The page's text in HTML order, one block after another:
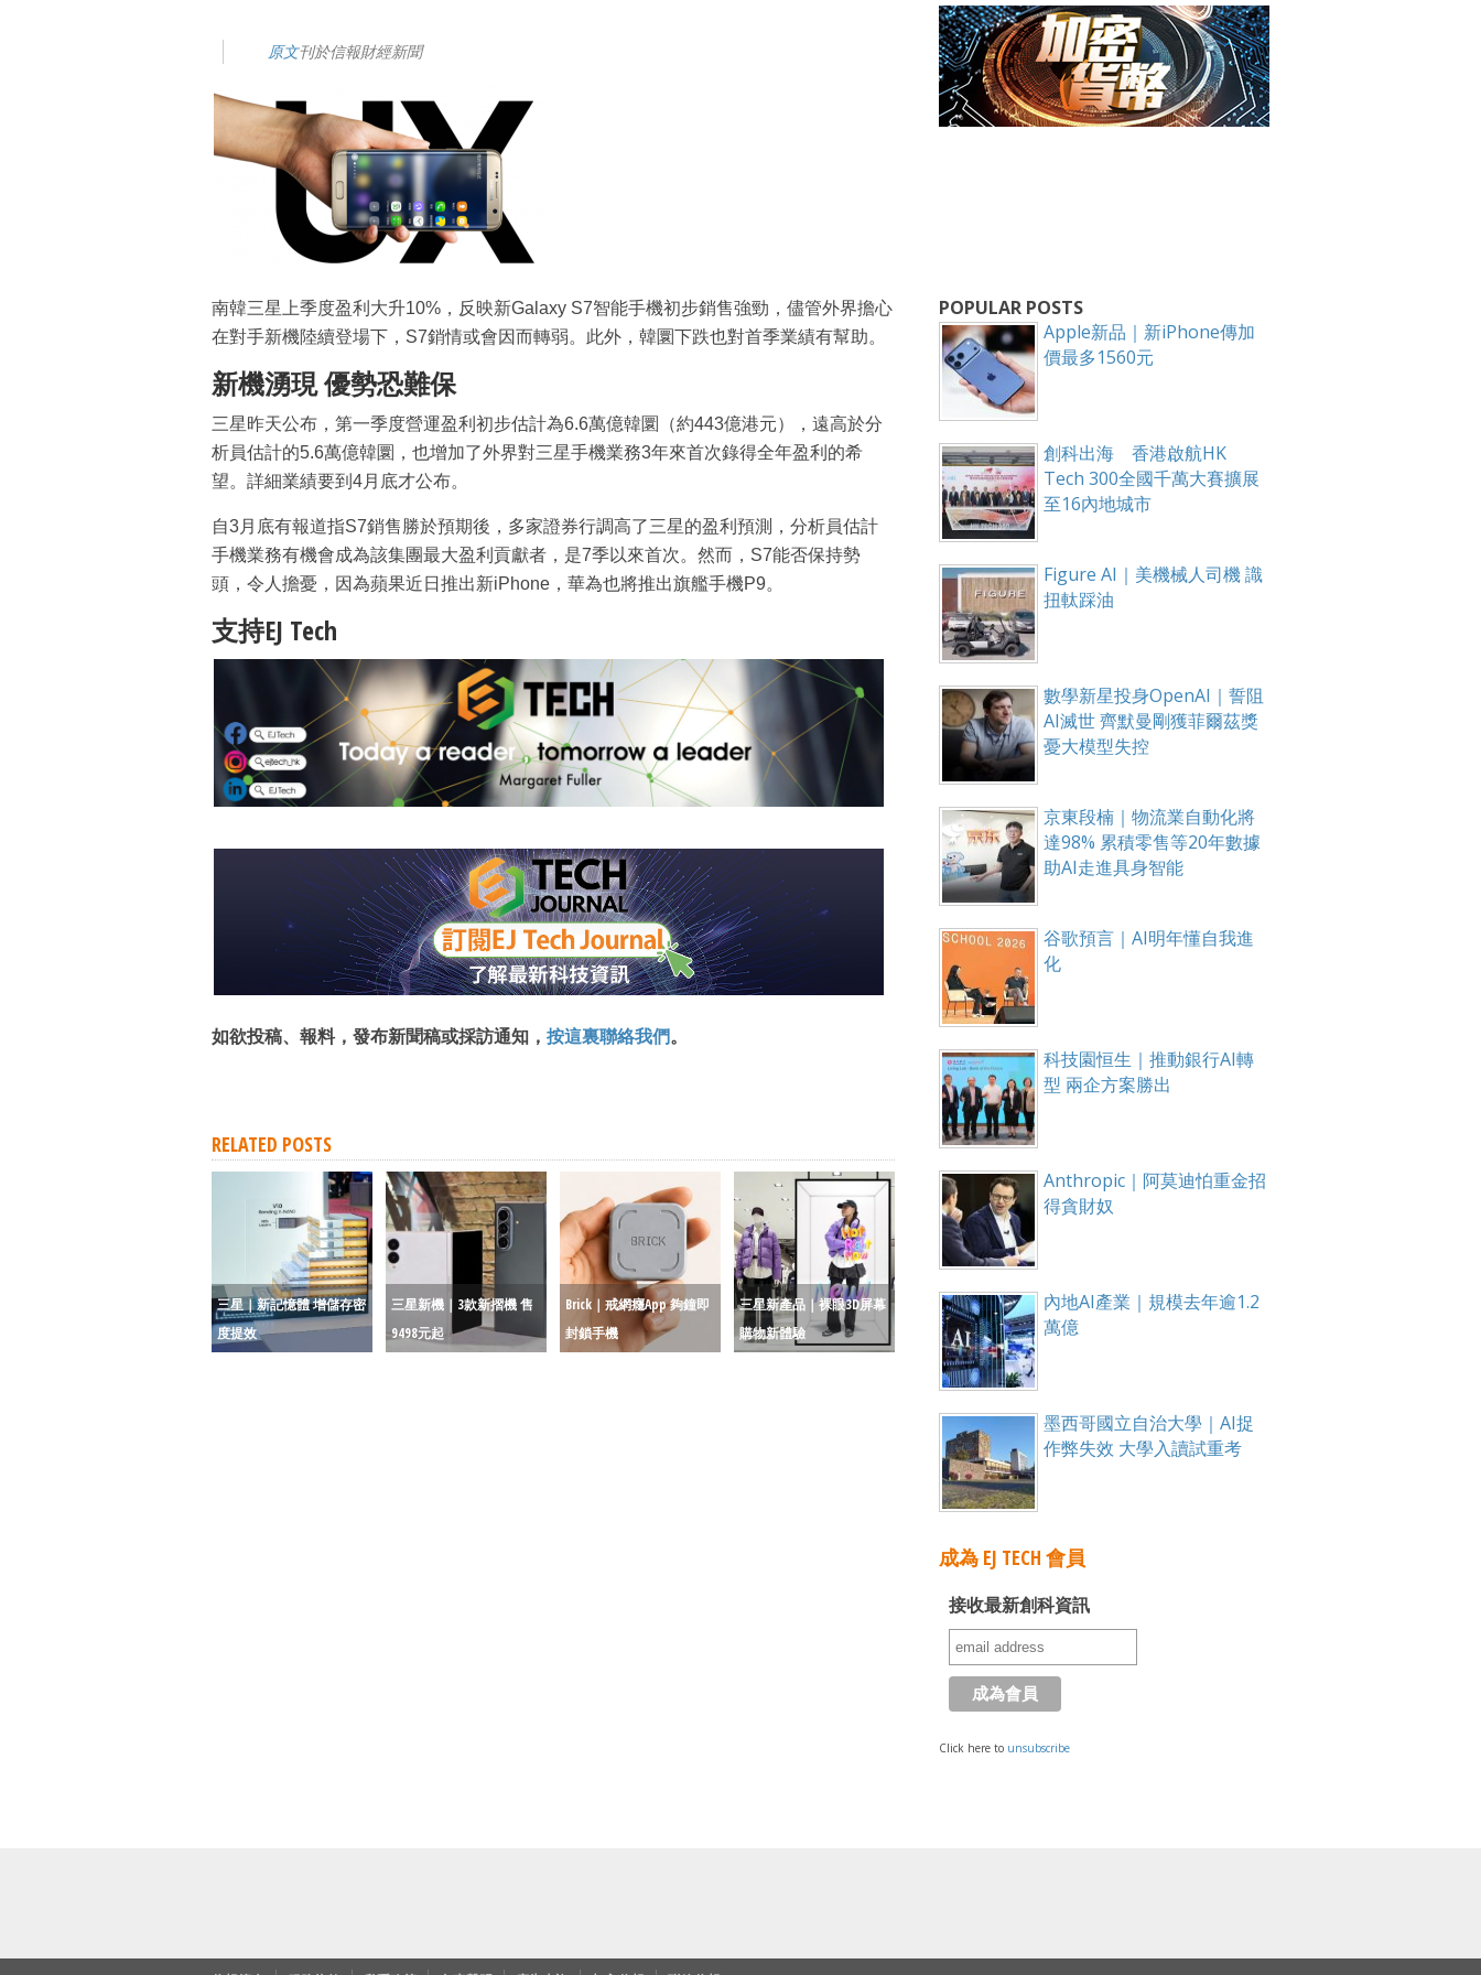
原文刊於信報財經新聞
南韓三星上季度盈利大升10%，反映新Galaxy S7智能手機初步銷售強勁，儘管外界擔心
在對手新機陸續登場下，S7銷情或會因而轉弱。此外，韓圜下跌也對首季業績有幫助。
新機湧現 優勢恐難保
三星昨天公布，第一季度營運盈利初步估計為6.6萬億韓圜（約443億港元），遠高於分
析員估計的5.6萬億韓圜，也增加了外界對三星手機業務3年來首次錄得全年盈利的希
望。詳細業績要到4月底才公布。
自3月底有報道指S7銷售勝於預期後，多家證券行調高了三星的盈利預測，分析員估計
手機業務有機會成為該集團最大盈利貢獻者，是7季以來首次。然而，S7能否保持勢
頭，令人擔憂，因為蘋果近日推出新iPhone，華為也將推出旗艦手機P9。
支持EJ Tech
如欲投稿、報料，發布新聞稿或採訪通知， 按這裏聯絡我們。
RELATED POSTS
三星｜新記憶體 增儲存密
度提效
三星新機｜3款新摺機 售
9498元起
Brick｜戒網癮App 夠鐘即
封鎖手機
三星新產品｜裸眼3D屏幕
購物新體驗
POPULAR POSTS
Apple新品｜新iPhone傳加
價最多1560元
創科出海 香港啟航HK
Tech 300全國千萬大賽擴展
至16內地城市
Figure AI｜美機械人司機 識
扭軚踩油
數學新星投身OpenAI｜誓阻
AI滅世 齊默曼剛獲菲爾茲獎
憂大模型失控
京東段楠｜物流業自動化將
達98% 累積零售等20年數據
助AI走進具身智能
谷歌預言｜AI明年懂自我進
化
科技園恒生｜推動銀行AI轉
型 兩企方案勝出
Anthropic｜阿莫迪怕重金招
得貪財奴
內地AI產業｜規模去年逾1.2
萬億
墨西哥國立自治大學｜AI捉
作弊失效 大學入讀試重考
成為 EJ TECH 會員
接收最新創科資訊
Click here to unsubscribe
最新資訊（附創業懶人包），直達郵箱！